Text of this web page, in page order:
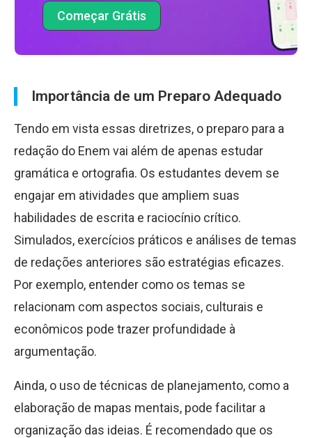
Começar Grátis
Importância de um Preparo Adequado
Tendo em vista essas diretrizes, o preparo para a
redação do Enem vai além de apenas estudar
gramática e ortografia. Os estudantes devem se
engajar em atividades que ampliem suas
habilidades de escrita e raciocínio crítico.
Simulados, exercícios práticos e análises de temas
de redações anteriores são estratégias eficazes.
Por exemplo, entender como os temas se
relacionam com aspectos sociais, culturais e
econômicos pode trazer profundidade à
argumentação.
Ainda, o uso de técnicas de planejamento, como a
elaboração de mapas mentais, pode facilitar a
organização das ideias. É recomendado que os